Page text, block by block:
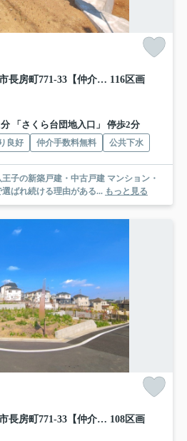
『八王子市土地』八王子市長房町771-33【仲介手数料無料】 116区画
「さくら台団地入口」 停歩2分
良好 仲介手数料無料 公共下水
り☆ 八王子で選ばれ続ける理由がある... もっと見る
『八王子市土地』八王子市長房町771-33【仲介手数料無料】 108区画